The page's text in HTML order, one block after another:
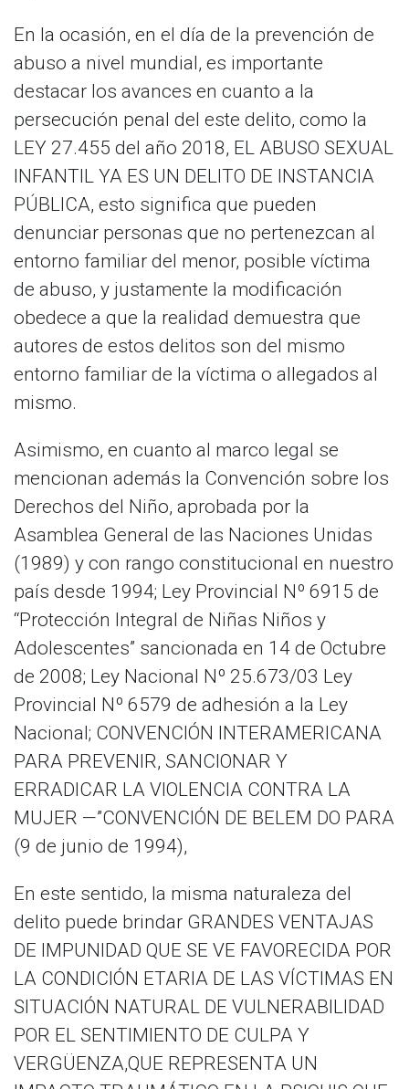
En la ocasión, en el día de la prevención de
abuso a nivel mundial, es importante
destacar los avances en cuanto a la
persecución penal del este delito, como la
LEY 27.455 del año 2018, EL ABUSO SEXUAL
INFANTIL YA ES UN DELITO DE INSTANCIA
PÚBLICA, esto significa que pueden
denunciar personas que no pertenezcan al
entorno familiar del menor, posible víctima
de abuso, y justamente la modificación
obedece a que la realidad demuestra que
autores de estos delitos son del mismo
entorno familiar de la víctima o allegados al
mismo.
Asimismo, en cuanto al marco legal se
mencionan además la Convención sobre los
Derechos del Niño, aprobada por la
Asamblea General de las Naciones Unidas
(1989) y con rango constitucional en nuestro
país desde 1994; Ley Provincial Nº 6915 de
“Protección Integral de Niñas Niños y
Adolescentes” sancionada en 14 de Octubre
de 2008; Ley Nacional Nº 25.673/03 Ley
Provincial Nº 6579 de adhesión a la Ley
Nacional; CONVENCIÓN INTERAMERICANA
PARA PREVENIR, SANCIONAR Y
ERRADICAR LA VIOLENCIA CONTRA LA
MUJER —”CONVENCIÓN DE BELEM DO PARA
(9 de junio de 1994),
En este sentido, la misma naturaleza del
delito puede brindar GRANDES VENTAJAS
DE IMPUNIDAD QUE SE VE FAVORECIDA POR
LA CONDICIÓN ETARIA DE LAS VÍCTIMAS EN
SITUACIÓN NATURAL DE VULNERABILIDAD
POR EL SENTIMIENTO DE CULPA Y
VERGÜENZA,QUE REPRESENTA UN